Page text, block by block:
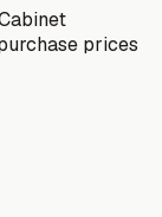
prices